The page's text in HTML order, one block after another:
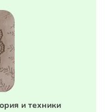
и техники